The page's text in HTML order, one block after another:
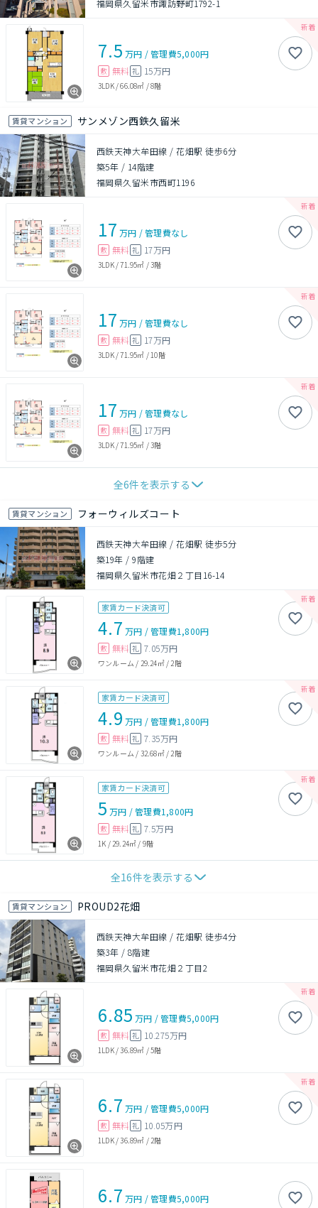
福岡県久留米市諏訪野町1792-1
7.5 万円 /管理費5,000円
敷 無料 礼 15万円
3LDK/66.08㎡ /8階
賃貸マンション サンメゾン西鉄久留米
西鉄天神大牟田線 / 花畑駅 徒歩6分
築5年 / 14階建
福岡県久留米市西町1196
17 万円 /管理費なし
敷 無料 礼 17万円
3LDK/71.95㎡ /3階
17 万円 /管理費なし
敷 無料 礼 17万円
3LDK/71.95㎡ / 10階
17 万円 /管理費なし
敷 無料 礼 17万円
3LDK/71.95㎡ /3階
全6件を表示する
賃貸マンション フォーウィルズコート
西鉄天神大牟田線 / 花畑駅 徒歩5分
築19年 /9階建
福岡県久留米市花畑２丁目16-14
家賃カード決済可
4.7 万円 /管理費1,800円
敷 無料 礼 7.05万円
ワンルーム / 29.24㎡/2階
家賃カード決済可
4.9 万円 /管理費1,800円
敷 無料 礼 7.35万円
ワンルーム / 32.68㎡/2階
家賃カード決済可
5 万円 /管理費1,800円
敷 無料 礼 7.5万円
1K /29.24㎡ / 9階
全16件を表示する
賃貸マンション PROUD2花畑
西鉄天神大牟田線 / 花畑駅 徒歩4分
築3年 / 8階建
福岡県久留米市花畑２丁目2
6.85 万円 /管理費5,000円
敷 無料 礼 10.275万円
1LDK/36.89㎡ /5階
6.7 万円 /管理費5,000円
敷 無料 礼 10.05万円
1LDK/36.89㎡ / 2階
6.7 万円 /管理費5,000円